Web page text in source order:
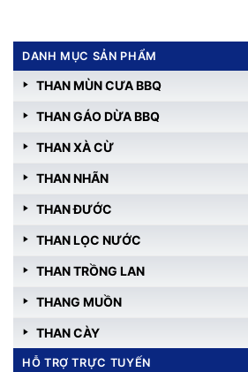
DANH MỤC SẢN PHẨM
THAN MÙN CƯA BBQ
THAN GÁO DỪA BBQ
THAN XÀ CỪ
THAN NHÃN
THAN ĐƯỚC
THAN LỌC NƯỚC
THAN TRỒNG LAN
THANG MUỒN
THAN CÀY
HỖ TRỢ TRỰC TUYẾN